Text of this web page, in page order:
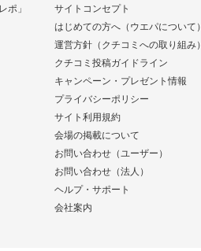
ポ」
サイトコンセプト
はじめての方へ（ウエパについて）
運営方針（クチコミへの取り組み）
クチコミ投稿ガイドライン
キャンペーン・プレゼント情報
プライバシーポリシー
サイト利用規約
会場の掲載について
お問い合わせ（ユーザー）
お問い合わせ（法人）
ヘルプ・サポート
会社案内